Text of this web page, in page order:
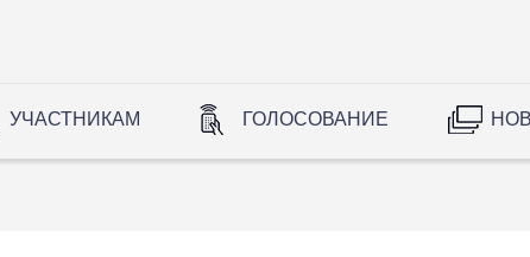
УЧАСТНИКАМ ГОЛОСОВАНИЕ